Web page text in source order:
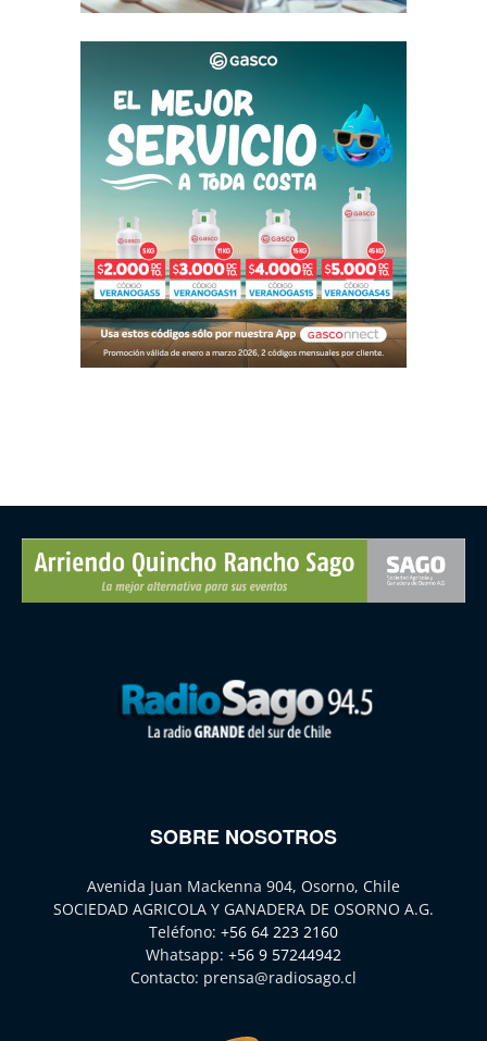
SOBRE NOSOTROS
Avenida Juan Mackenna 904, Osorno, Chile
SOCIEDAD AGRICOLA Y GANADERA DE OSORNO A.G.
Teléfono: +56 64 223 2160
Whatsapp: +56 9 57244942
Contacto: prensa@radiosago.cl